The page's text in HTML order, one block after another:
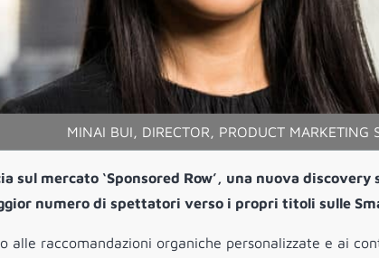
MINAI BUI, DIRECTOR, PRODUCT MARKETING
sul mercato ‘Sponsored Row’, una nuova
numero di spettatori verso i propri titoli sulle
alle raccomandazioni organiche personalizzate e ai